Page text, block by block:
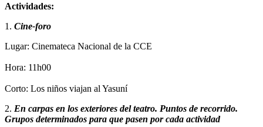
Actividades:
1. Cine-foro
Lugar: Cinemateca Nacional de la CCE
Hora: 11h00
Corto: Los niños viajan al Yasuní
2. En carpas en los exteriores del teatro. Puntos de recorrido.
Grupos determinados para que pasen por cada actividad